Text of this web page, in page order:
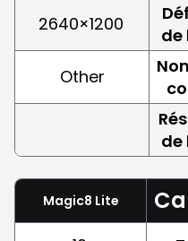
2640×1200
de
Other
de
Magic8 Lite